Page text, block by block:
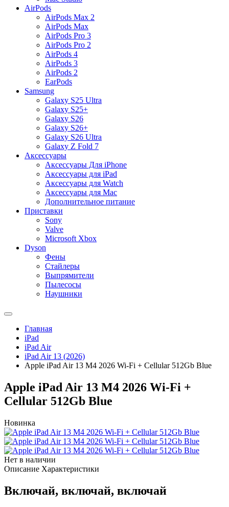
AirPods
AirPods Max 2
AirPods Max
AirPods Pro 3
AirPods Pro 2
AirPods 4
AirPods 3
AirPods 2
EarPods
Samsung
Galaxy S25 Ultra
Galaxy S25+
Galaxy S26
Galaxy S26+
Galaxy S26 Ultra
Galaxy Z Fold 7
Аксессуары
Аксессуары Для iPhone
Аксессуары для iPad
Аксессуары для Watch
Аксессуары для Mac
Дополнительное питание
Приставки
Sony
Valve
Microsoft Xbox
Dyson
Фены
Стайлеры
Выпрямители
Пылесосы
Наушники
Главная
iPad
iPad Air
iPad Air 13 (2026)
Apple iPad Air 13 M4 2026 Wi-Fi + Cellular 512Gb Blue
Apple iPad Air 13 M4 2026 Wi-Fi +
Cellular 512Gb Blue
Новинка
Нет в наличии
Описание Характеристики
Включай, включай, включай